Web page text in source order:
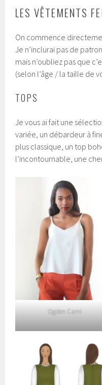
LES VÊTEMENTS
On commence
Je n’inclurai pas de
mais n’oubliez pas que
(selon l’âge / la taille de
TOPS
Je vous ai fait une
variée, un débardeur à
plus classique, un top
l’incontournable, une
Ogden Cami